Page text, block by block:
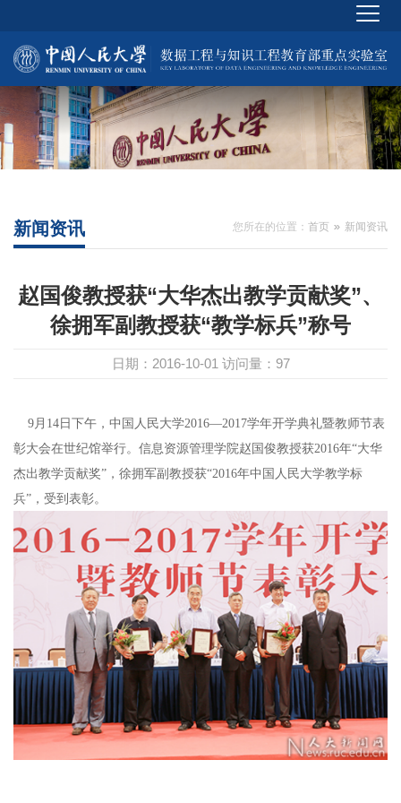
您所在的位置： 首页 新闻资讯
新闻资讯
赵国俊教授获“大华杰出教学贡献奖”、
徐拥军副教授获“教学标兵”称号
日期：2016-10-01 访问量： 97
9月14日下午，中国人民大学2016—2017学年开学典礼暨教师节表
彰大会在世纪馆举行。信息资源管理学院赵国俊教授获2016年“大华
杰出教学贡献奖”，徐拥军副教授获“2016年中国人民大学教学标
兵”，受到表彰。